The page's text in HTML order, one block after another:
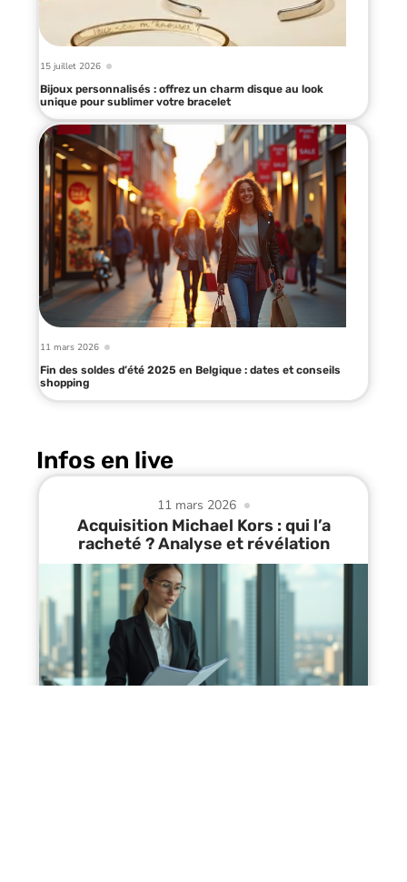
15 juillet 2026
Bijoux personnalisés : offrez un charm disque au look
unique pour sublimer votre bracelet
11 mars 2026
Fin des soldes d’été 2025 en Belgique : dates et conseils
shopping
Infos en live
11 mars 2026
Acquisition Michael Kors : qui l’a
racheté ? Analyse et révélation